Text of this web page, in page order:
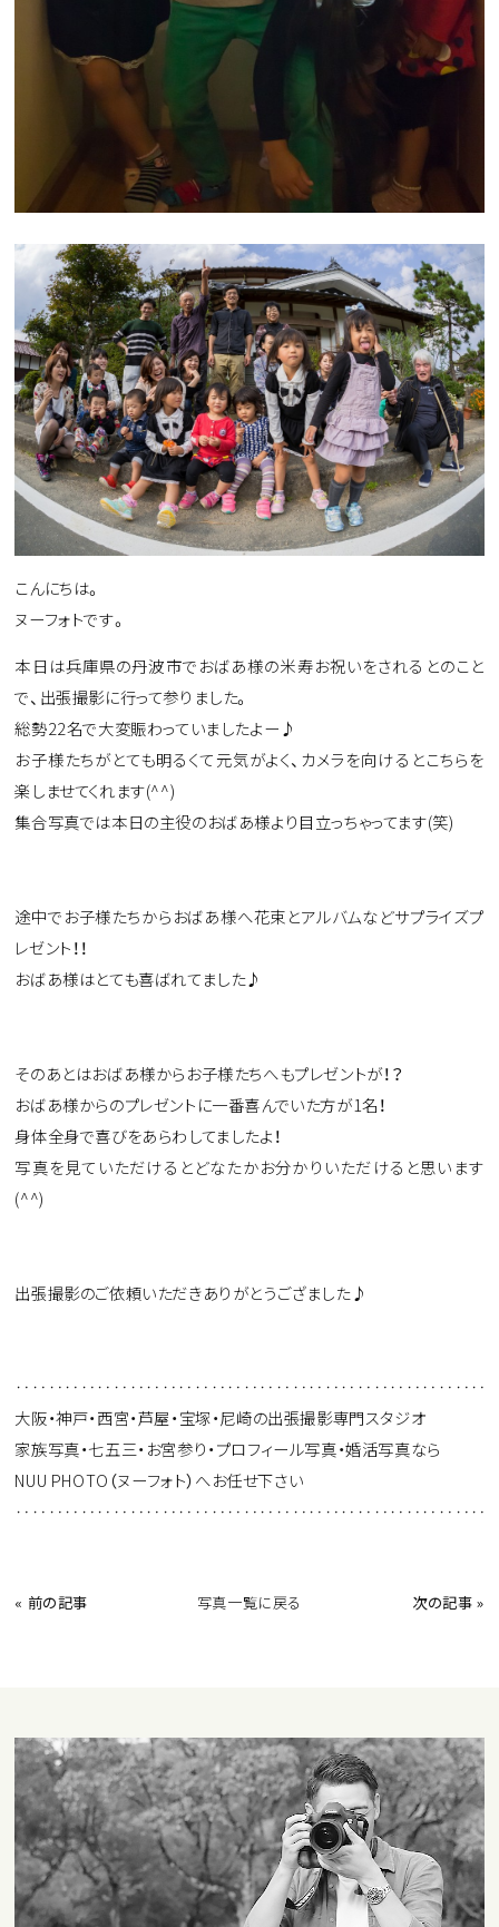
こんにちは。
ヌーフォトです。
本日は兵庫県の丹波市でおばあ様の米寿お祝いをされるとのこと
で、出張撮影に行って参りました。
総勢22名で大変賑わっていましたよー♪
お子様たちがとても明るくて元気がよく、カメラを向けるとこちらを
楽しませてくれます(^^)
集合写真では本日の主役のおばあ様より目立っちゃってます(笑)
途中でお子様たちからおばあ様へ花束とアルバムなどサプライズプ
レゼント！！
おばあ様はとても喜ばれてました♪
そのあとはおばあ様からお子様たちへもプレゼントが！？
おばあ様からのプレゼントに一番喜んでいた方が1名！
身体全身で喜びをあらわしてましたよ！
写真を見ていただけるとどなたかお分かりいただけると思います
(^^)
出張撮影のご依頼いただきありがとうござました♪
大阪・神戸・西宮・芦屋・宝塚・尼崎の出張撮影専門スタジオ
家族写真・七五三・お宮参り・プロフィール写真・婚活写真なら
NUU PHOTO（ヌーフォト）へお任せ下さい
« 前の記事 写真一覧に戻る 次の記事 »